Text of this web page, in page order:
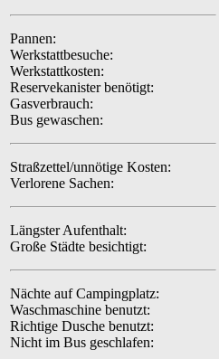
Pannen:
Werkstattbesuche:
Werkstattkosten:
Reservekanister benötigt:
Gasverbrauch:
Bus gewaschen:
Straßzettel/unnötige Kosten:
Verlorene Sachen:
Längster Aufenthalt:
Große Städte besichtigt:
Nächte auf Campingplatz:
Waschmaschine benutzt:
Richtige Dusche benutzt:
Nicht im Bus geschlafen: